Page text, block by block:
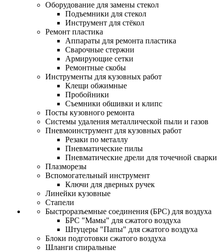
Оборудование для замены стекол
Подъемники для стекол
Инструмент для стёкол
Ремонт пластика
Аппараты для ремонта пластика
Сварочные стержни
Армирующие сетки
Ремонтные скобы
Инструменты для кузовных работ
Клещи обжимные
Пробойники
Съемники обшивки и клипс
Посты кузовного ремонта
Системы удаления металлической пыли и газов
Пневмоинструмент для кузовных работ
Резаки по металлу
Пневматические пилы
Пневматические дрели для точечной сварки
Плазморезы
Вспомогательный инструмент
Ключи для дверных ручек
Линейки кузовные
Стапели
Быстроразъемные соединения (БРС) для воздуха
БРС "Мамы" для сжатого воздуха
Штуцеры "Папы" для сжатого воздуха
Блоки подготовки сжатого воздуха
Шланги спиральные